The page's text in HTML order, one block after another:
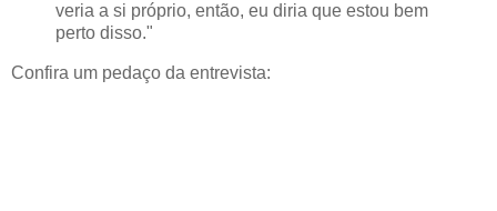
veria a si próprio, então, eu diria que estou bem
perto disso."
Confira um pedaço da entrevista: